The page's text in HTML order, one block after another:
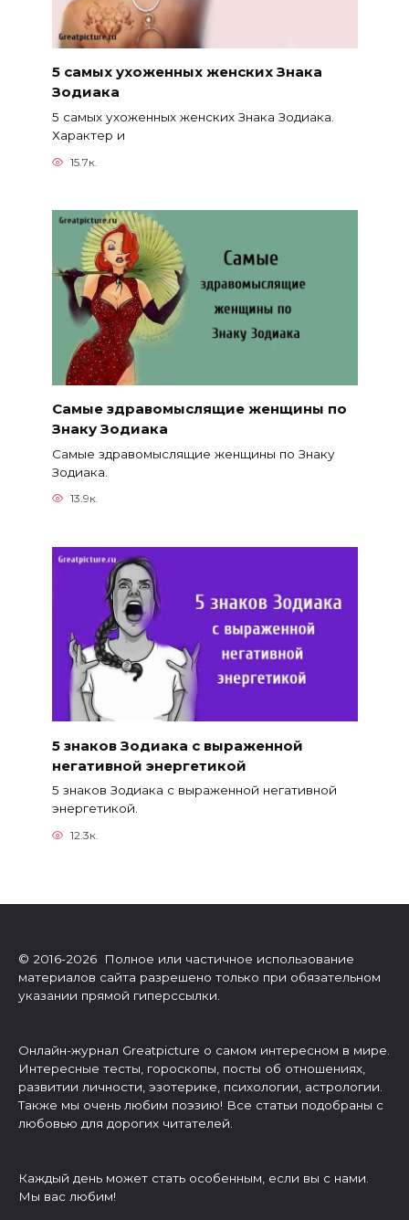
5 самых ухоженных женских Знака
Зодиака
5 самых ухоженных женских Знака Зодиака.
Характер и
15.7к.
Самые здравомыслящие женщины по
Знаку Зодиака
Самые здравомыслящие женщины по Знаку
Зодиака.
13.9к.
5 знаков Зодиака с выраженной
негативной энергетикой
5 знаков Зодиака с выраженной негативной
энергетикой.
12.3к.
© 2016-2026 Полное или частичное использование
материалов сайта разрешено только при обязательном
указании прямой гиперссылки.
Онлайн-журнал Greatpicture о самом интересном в мире.
Интересные тесты, гороскопы, посты об отношениях,
развитии личности, эзотерике, психологии, астрологии.
Также мы очень любим поэзию! Все статьи подобраны с
любовью для дорогих читателей.
Каждый день может стать особенным, если вы с нами.
Мы вас любим!